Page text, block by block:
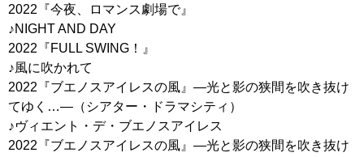
2022『今夜、ロマンス劇場で』
♪NIGHT AND DAY
2022『FULL SWING！』
♪風に吹かれて
2022『ブエノスアイレスの風』―光と影の狭間を吹き抜け
てゆく…―（シアター・ドラマシティ）
♪ヴィエント・デ・ブエノスアイレス
2022『ブエノスアイレスの風』―光と影の狭間を吹き抜け